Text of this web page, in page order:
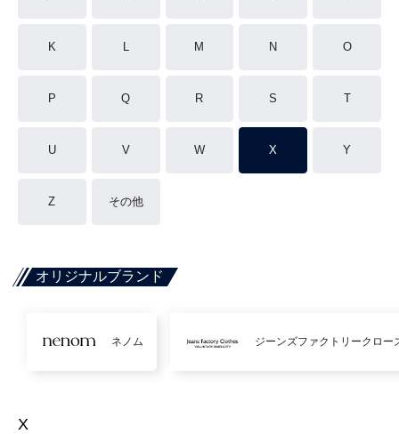
K L M N O
P Q R S T
U V W X Y
Z その他
オリジナルブランド
ネノム ジーンズファクトリークロー
X